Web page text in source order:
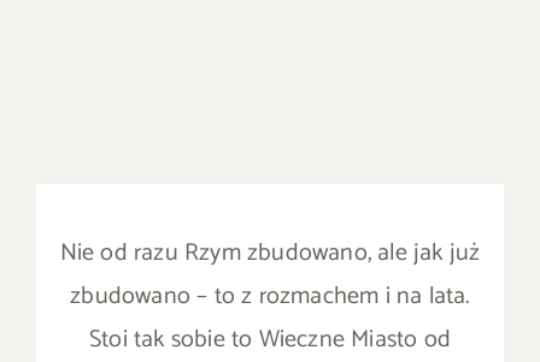
Nie od razu Rzym zbudowano, ale jak już
zbudowano – to z rozmachem i na lata.
Stoi tak sobie to Wieczne Miasto od